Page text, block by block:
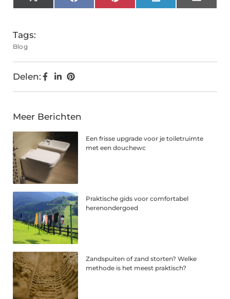
(Twitter)
Tags:
Blog
Delen:
Meer Berichten
Een frisse upgrade voor je toiletruimte
met een douchewc
Praktische gids voor comfortabel
herenondergoed
Zandspuiten of zand storten? Welke
methode is het meest praktisch?